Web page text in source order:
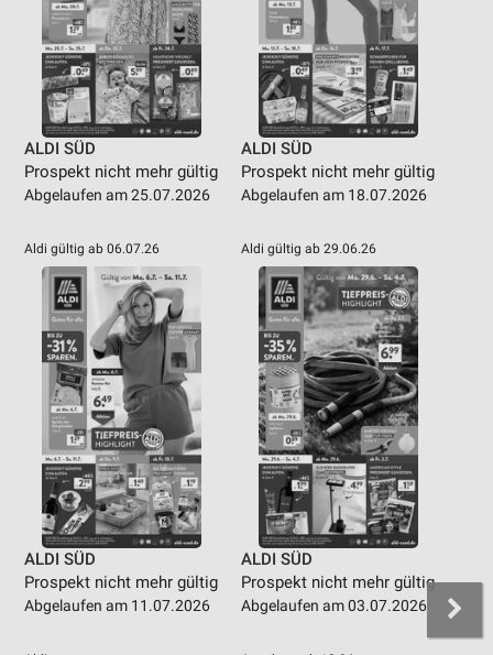
ALDI SÜD
Prospekt nicht mehr gültig
Abgelaufen am 25.07.2026
ALDI SÜD
Prospekt nicht mehr gültig
Abgelaufen am 18.07.2026
Aldi gültig ab 06.07.26
ALDI SÜD
Prospekt nicht mehr gültig
Abgelaufen am 11.07.2026
Aldi gültig ab 29.06.26
ALDI SÜD
Prospekt nicht mehr gültig
Abgelaufen am 03.07.2026